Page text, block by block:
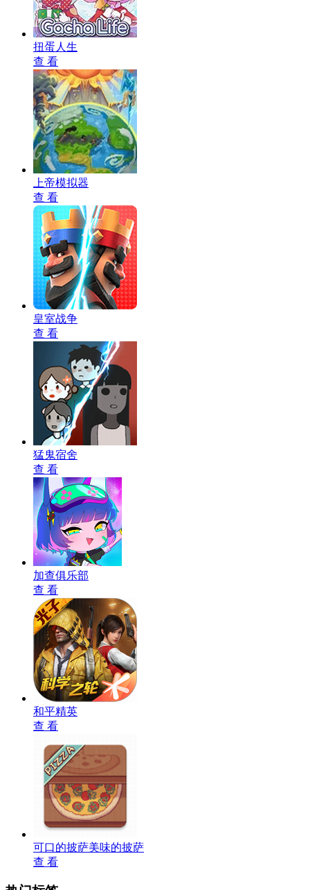
扭蛋人生
查 看
上帝模拟器
查 看
皇室战争
查 看
猛鬼宿舍
查 看
加查俱乐部
查 看
和平精英
查 看
可口的披萨美味的披萨
查 看